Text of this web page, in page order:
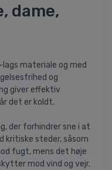
dame,
materiale og med
og
giver effektiv
det er koldt.
der forhindrer sne i at
kritiske steder, såsom
fugt, mens det høje
mod vind og vejr.